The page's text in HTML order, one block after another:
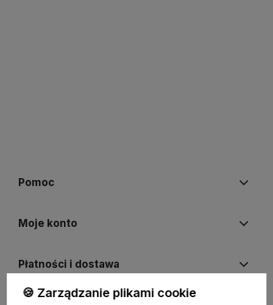
Pomoc
Moje konto
Płatności i dostawa
🍪 Zarządzanie plikami cookie